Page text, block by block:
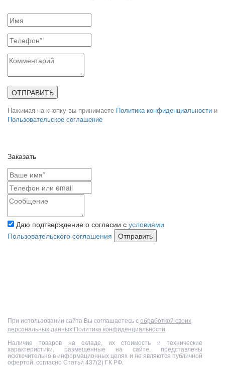
ОТПРАВИТЬ
Нажимая на кнопку вы принимаете Политика конфиденциальности и
Пользовательское соглашение
Заказать
Даю подтверждение о согласии с условиями
Пользовательского соглашения
Отправить
При использовании сайта Вы соглашаетесь собработкой своих
персональных данных Политика конфиденциальности
Наличие товаров на складе, их стоимость и технические
характеристики, размещенные на сайте, представлены
исключительно в информационных целях и не являются публичной
офертой, согласно Статьи 437(2) ГК РФ.